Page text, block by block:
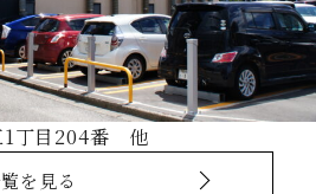
1丁目204番 他
を見る